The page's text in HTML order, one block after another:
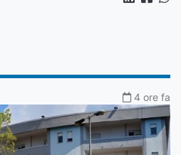
4 ore fa